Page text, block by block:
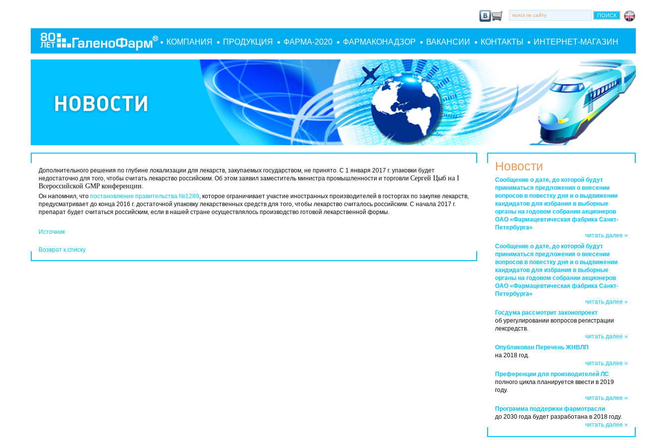
КОМПАНИЯ ПРОДУКЦИЯ ФАРМА-2020 ФАРМАКОНАДЗОР ВАКАНСИИ КОНТАКТЫ ИНТЕРНЕТ-МАГАЗИН
Дополнительного решения по глубине локализации для лекарств, закупаемых государством, не принято. С 1 января 2017 г. упаковки будет
недостаточно для того, чтобы считать лекарство российским. Об этом заявил заместитель министра промышленности и торговли Сергей Цыб на I
Всероссийской GMP конференции.
Он напомнил, что постановление правительства №1289, которое ограничивает участие иностранных производителей в госторгах по закупке лекарств,
предусматривает до конца 2016 г. достаточной упаковку лекарственных средств для того, чтобы лекарство считалось российским. С начала 2017 г.
препарат будет считаться российским, если в нашей стране осуществлялось производство готовой лекарственной формы.
Источник
Возврат к списку
Новости
Сообщение о дате, до которой будут
приниматься предложения о внесении
вопросов в повестку дня и о выдвижении
кандидатов для избрания в выборные
органы на годовом собрании акционеров
ОАО «Фармацевтическая фабрика Санкт-
Петербурга»
читать далее »
Сообщение о дате, до которой будут
приниматься предложения о внесении
вопросов в повестку дня и о выдвижении
кандидатов для избрания в выборные
органы на годовом собрании акционеров
ОАО «Фармацевтическая фабрика Санкт-
Петербурга»
читать далее »
Госдума рассмотрит законопроект
об урегулировании вопросов регистрации
лексредств.
читать далее »
Опубликован Перечень ЖНВЛП
на 2018 год.
читать далее »
Преференции для производителей ЛС
полного цикла планируется ввести в 2019
году.
читать далее »
Программа поддержки фармотрасли
до 2030 года будет разработана в 2018 году.
читать далее »